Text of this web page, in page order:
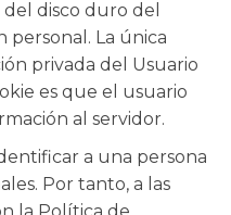
disco duro del
personal. La única
privada del Usuario
es que el usuario
al servidor.
a una persona
Por tanto, a las